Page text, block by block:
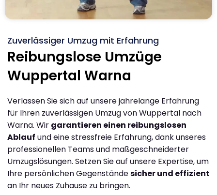
Zuverlässiger Umzug mit Erfahrung
Reibungslose Umzüge
Wuppertal Warna
Verlassen Sie sich auf unsere jahrelange Erfahrung
für Ihren zuverlässigen Umzug von Wuppertal nach
Warna. Wir garantieren einen reibungslosen
Ablauf und eine stressfreie Erfahrung, dank unseres
professionellen Teams und maßgeschneiderter
Umzugslösungen. Setzen Sie auf unsere Expertise, um
Ihre persönlichen Gegenständesicher und effizient
an Ihr neues Zuhause zu bringen.